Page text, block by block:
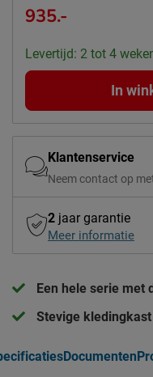
935.-
Levertijd: 2 tot 4
In
Klantenservice
Neem contact op
2 jaar garantie
Meer informatie
Een hele serie met
Stevige
Documenten